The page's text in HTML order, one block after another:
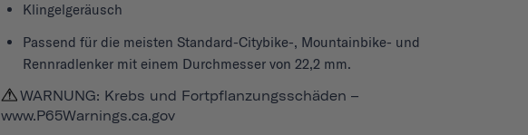
Klingelgeräusch
Passend für die meisten Standard-Citybike-, Mountainbike- und
Rennradlenker mit einem Durchmesser von 22,2 mm.
WARNUNG: Krebs und Fortpflanzungsschäden –
www.P65Warnings.ca.gov